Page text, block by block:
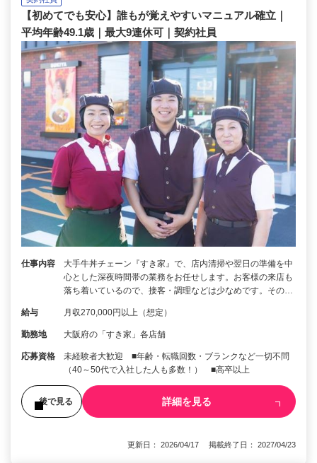
【初めてでも安心】誰もが覚えやすいマニュアル確立｜
平均年齢49.1歳｜最大9連休可｜契約社員
仕事内容
大手牛丼チェーン『すき家』で、店内清掃や翌日の準備を中
心とした深夜時間帯の業務をお任せします。お客様の来店も
落ち着いているので、接客・調理などは少なめです。その…
給与 月収270,000円以上（想定）
勤務地 大阪府の「すき家」各店舗
応募資格
未経験者大歓迎 ■年齢・転職回数・ブランクなど一切不問
（40～50代で入社した人も多数！） ■高卒以上
後で見る 詳細を見る
更新日： 2026/04/17 掲載終了日： 2027/04/23